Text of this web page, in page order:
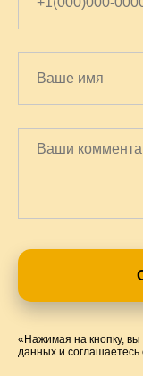
«Нажимая на кнопку, вы
данных и